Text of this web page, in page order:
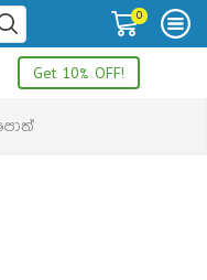
0
Get 10% OFF!
පොත්